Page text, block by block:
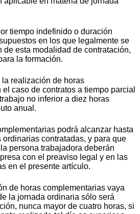
tiempo indefinido o duración
en los que legalmente se
de esta modalidad de contratación,
la formación.
realización de horas
caso de contratos a tiempo parcial
no inferior a diez horas
anual.
podrá alcanzar hasta
ordinarias contratadas, y para que
persona trabajadora deberán
con el preaviso legal y en las
en el presente artículo.
de horas complementarias vaya
la jornada ordinaria sólo será
nunca mayor de cuatro horas, si